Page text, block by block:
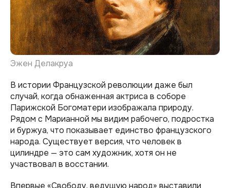
Эжен Делакруа
В истории Французской революции даже был
случай, когда обнаженная актриса в соборе
Парижской Богоматери изображала природу.
Рядом с Марианной мы видим рабочего, подростка
и буржуа, что показывает единство французского
народа. Существует версия, что человек в
цилиндре — это сам художник, хотя он не
участвовал в восстании.
Впервые «Свободу, ведущую народ» выставили